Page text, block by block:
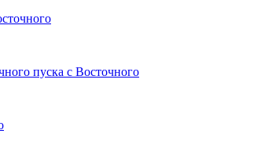
пуска с Восточного